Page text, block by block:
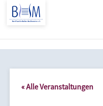
« Alle Veranstaltungen